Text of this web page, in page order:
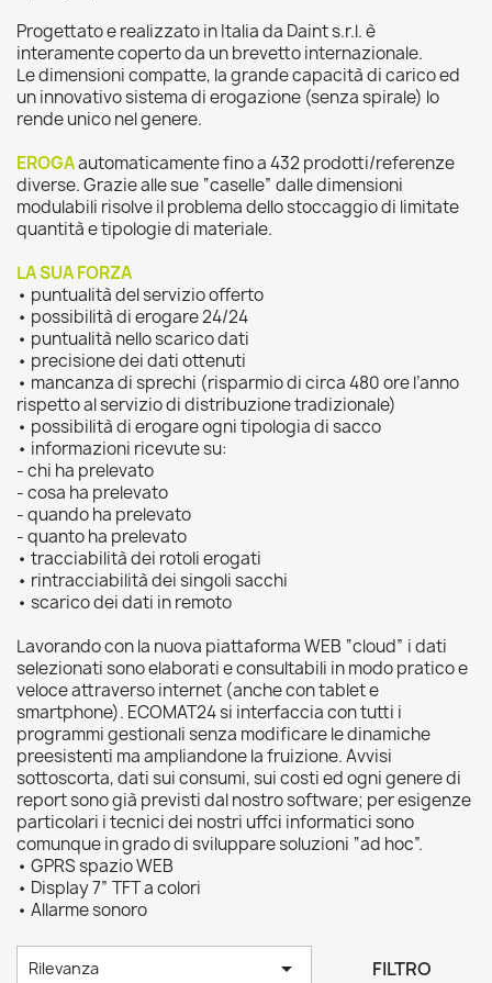
Progettato e realizzato in Italia da Daint s.r.l. è
interamente coperto da un brevetto internazionale.
Le dimensioni compatte, la grande capacità di carico ed
un innovativo sistema di erogazione (senza spirale) lo
rende unico nel genere.
EROGAautomaticamente fino a 432 prodotti/referenze
diverse. Grazie alle sue “caselle” dalle dimensioni
modulabili risolve il problema dello stoccaggio di limitate
quantità e tipologie di materiale.
LA SUA FORZA
• puntualità del servizio offerto
• possibilità di erogare 24/24
• puntualità nello scarico dati
• precisione dei dati ottenuti
• mancanza di sprechi (risparmio di circa 480 ore l’anno
rispetto al servizio di distribuzione tradizionale)
• possibilità di erogare ogni tipologia di sacco
• informazioni ricevute su:
- chi ha prelevato
- cosa ha prelevato
- quando ha prelevato
- quanto ha prelevato
• tracciabilità dei rotoli erogati
• rintracciabilità dei singoli sacchi
• scarico dei dati in remoto
Lavorando con la nuova piattaforma WEB “cloud” i dati
selezionati sono elaborati e consultabili in modo pratico e
veloce attraverso internet (anche con tablet e
smartphone). ECOMAT24 si interfaccia con tutti i
programmi gestionali senza modificare le dinamiche
preesistenti ma ampliandone la fruizione. Avvisi
sottoscorta, dati sui consumi, sui costi ed ogni genere di
report sono già previsti dal nostro software; per esigenze
particolari i tecnici dei nostri uffci informatici sono
comunque in grado di sviluppare soluzioni “ad hoc”.
• GPRS spazio WEB
• Display 7” TFT a colori
• Allarme sonoro
Rilevanza  FILTRO